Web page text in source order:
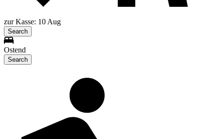
zur Kasse: 10 Aug
Search
Ostend
Search